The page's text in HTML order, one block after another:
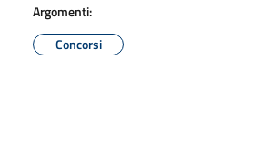
Argomenti:
Concorsi